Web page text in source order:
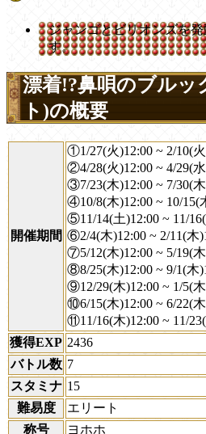
ジャンゴとビリオンズを
す。
漂着!?鼻唄のブルッ
ト)の概要
開催期間
①1/27(火)12:00 ~ 2/10(
②4/28(火)12:00 ~ 4/29(
③7/23(木)12:00 ~ 7/30(
④10/8(木)12:00 ~ 10/15(
⑤11/14(土)12:00 ~ 11/
⑥2/4(木)12:00 ~ 2/11(木
⑦5/12(木)12:00 ~ 5/19(
⑧8/25(木)12:00 ~ 9/1(木
⑨12/29(木)12:00 ~ 1/5(
⑩6/15(木)12:00 ~ 6/22(
⑪11/16(木)12:00 ~ 11/
獲得EXP 2436
バトル数 7
スタミナ 15
難易度
エリート
称号
ヨホホ